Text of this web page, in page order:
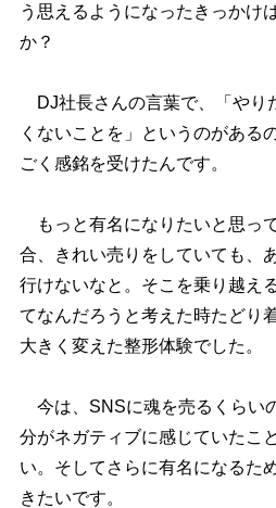
う思えるようになったきっかけ
か？
DJ社長さんの言葉で、「やり
くないことを」というのがある
ごく感銘を受けたんです。
もっと有名になりたいと思っ
合、きれい売りをしていても、
行けないなと。そこを乗り越え
てなんだろうと考えた時たどり
大きく変えた整形体験でした。
今は、SNSに魂を売るくらい
分がネガティブに感じていたこ
い。そしてさらに有名になるた
きたいです。